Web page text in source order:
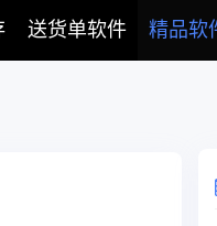
送货单软件 精品软